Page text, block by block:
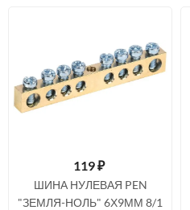
119₽
ШИНА НУЛЕВАЯ PEN
"ЗЕМЛЯ-НОЛЬ" 6Х9ММ 8/1